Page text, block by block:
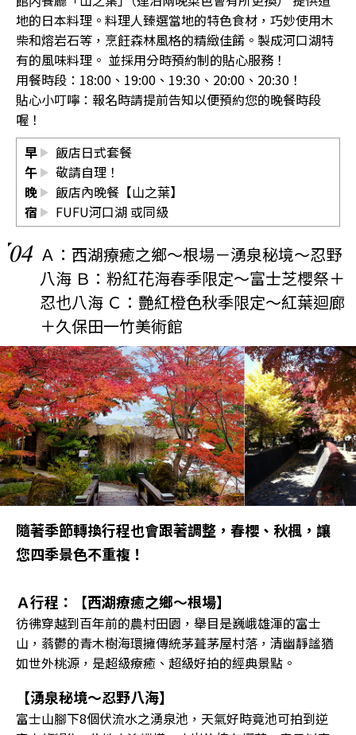
地的日本料理。料理人臻選當地的特色食材，巧妙使用木
柴和熔岩石等，烹飪森林風格的精緻佳餚。製成河口湖特
有的風味料理。 並採用分時預約制的貼心服務！
用餐時段：18:00、19:00、19:30、20:00、20:30！
貼心小叮嚀：報名時請提前告知以便預約您的晚餐時段
喔！
早
飯店日式套餐
午
敬請自理！
晚
飯店內晚餐【山之葉】
宿
FUFU河口湖 或同級
04 Ａ：西湖療癒之鄉～根場－湧泉秘境～忍野
八海 Ｂ：粉紅花海春季限定～富士芝櫻祭＋
忍也八海 Ｃ：艷紅橙色秋季限定～紅葉迴廊
＋久保田一竹美術館
隨著季節轉換行程也會跟著調整，春櫻、秋楓，讓
您四季景色不重複！
Ａ行程：【西湖療癒之鄉～根場】
彷彿穿越到百年前的農村田園，舉目是巍峨雄渾的富士
山，蓊鬱的青木樹海環擁傳統茅葺茅屋村落，清幽靜謐猶
如世外桃源，是超級療癒、超級好拍的經典景點。
【湧泉秘境～忍野八海】
富士山腳下8個伏流水之湧泉池，天氣好時竟池可拍到逆